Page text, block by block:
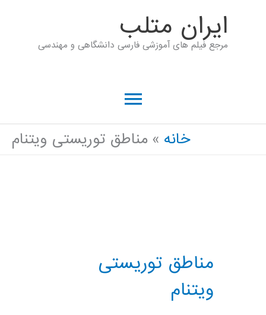
ايران متلب
مرجع فیلم های آموزشی فارسی دانشگاهی و مهندسی
فهرست
اصلی
خانه مناطق توریستی ویتنام
مناطق توریستی
ویتنام